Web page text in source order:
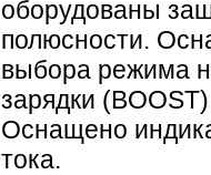
оборудованы
полюсности.
выбора режима
зарядки
Оснащено
тока.